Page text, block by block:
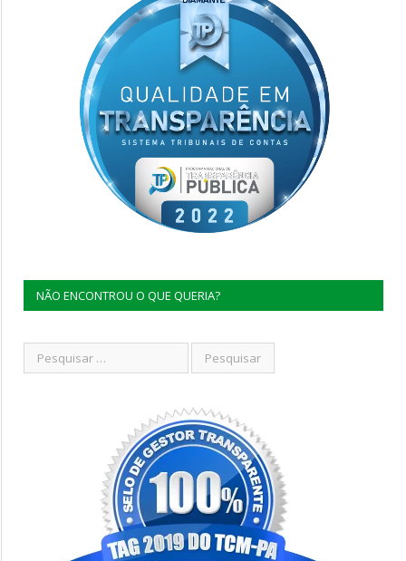
NÃO ENCONTROU O QUE QUERIA?